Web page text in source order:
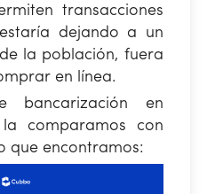
transacciones
dejando a un
la población, fuera
en línea.
bancarización en
comparamos con
que encontramos: